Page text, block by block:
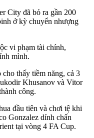
City đã bỏ ra gần 200
ở kỳ chuyển nhượng
vi phạm tài chính,
mình.
thấy tiềm năng, cả 3
Khusanov và Vitor
công.
đầu tiên và chơi tệ khi
Gonzalez dính chấn
tại vòng 4 FA Cup.